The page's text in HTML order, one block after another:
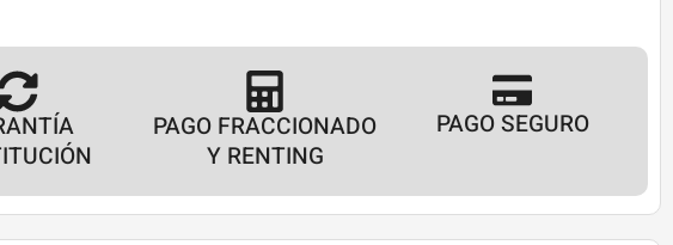
PAGO FRACCIONADO
Y RENTING
PAGO SEGURO